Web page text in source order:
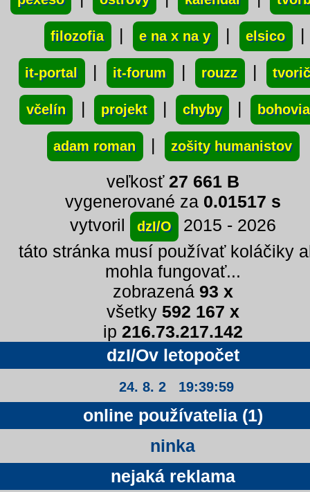
filozofia | e na x na y | elsico |
it-portal | it-forum | rouzz |
včelín | projekt | chyby | bohovia
adam roman | zošity humanistov
veľkosť 27 661 B
vygenerované za 0.01517 s
vytvoril
dzI/O
2015 - 2026
táto stránka musí používať koláčiky
mohla fungovať...
zobrazená 93 x
všetky 592 167 x
ip 216.73.217.142
dzI/Ov letopočet
24. 8. 2 19:39:59
online používatelia (1)
ninka
nejaká reklama